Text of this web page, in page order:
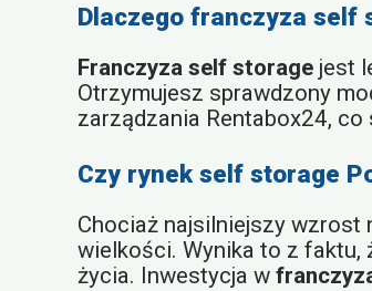
Dlaczego franczyza self
Franczyza self storage jest
Otrzymujesz sprawdzony
zarządzania Rentabox24,
Czy rynek self storage
Chociaż najsilniejszy wzrost
wielkości. Wynika to z
życia. Inwestycja w